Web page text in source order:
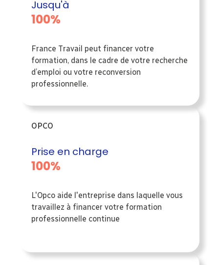
Jusqu'à
100%
France Travail peut financer votre
formation, dans le cadre de votre recherche
d’emploi ou votre reconversion
professionnelle.
OPCO
Prise en charge
100%
L'Opco aide l'entreprise dans laquelle vous
travaillez à financer votre formation
professionnelle continue